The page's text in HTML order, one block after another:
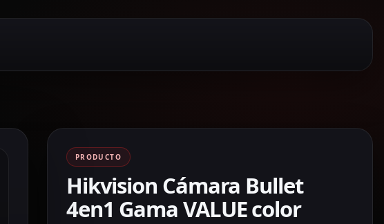
PRODUCTO
Hikvision Cámara Bullet
4en1 Gama VALUE color